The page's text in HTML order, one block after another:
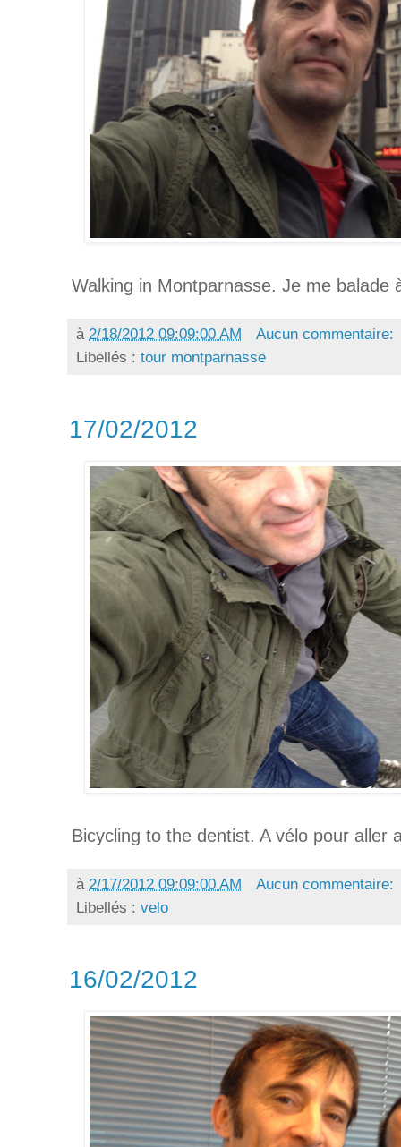
Walking in Montparnasse. Je me balade
à 2/18/2012 09:09:00 AM
Aucun commentaire:
Libellés : tour montparnasse
17/02/2012
Bicycling to the dentist. A vélo pour aller
à 2/17/2012 09:09:00 AM
Aucun commentaire:
Libellés : velo
16/02/2012